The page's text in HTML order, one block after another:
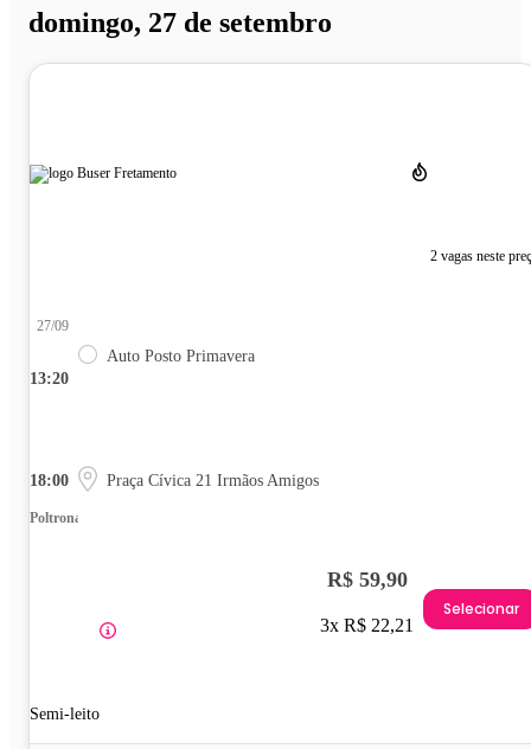
domingo, 27 de setembro
2 vagas neste
13:20
27/09
Auto Posto Primavera
18:00 Praça Cívica 21 Irmãos Amigos
Poltrona
Semi-leito
R$ 59,90
3x R$ 22,21
Selecionar